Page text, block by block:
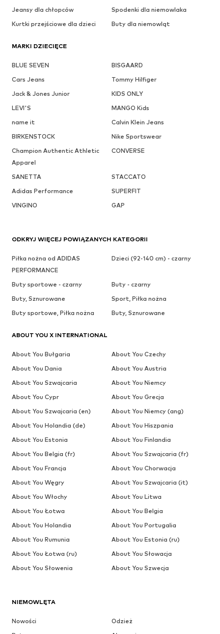
Jeansy dla chłopców
Spodenki dla niemowlaka
Kurtki przejściowe dla dzieci
Buty dla niemowląt
MARKI DZIECIĘCE
BLUE SEVEN
BISGAARD
Cars Jeans
Tommy Hilfiger
Jack & Jones Junior
KIDS ONLY
LEVI'S
MANGO Kids
name it
Calvin Klein Jeans
BIRKENSTOCK
Nike Sportswear
Champion Authentic Athletic
Apparel
CONVERSE
SANETTA
STACCATO
Adidas Performance
SUPERFIT
VINGINO
GAP
NIEMOWLĘTA
Nowości
Odzież
ODKRYJ WIĘCEJ POWIĄZANYCH KATEGORII
Piłka nożna od ADIDAS
PERFORMANCE
Dzieci (92-140 cm) - czarny
Buty sportowe - czarny
Buty - czarny
Buty, Sznurowane
Sport, Piłka nożna
Buty sportowe, Piłka nożna
Buty, Sznurowane
ABOUT YOU X INTERNATIONAL
About You Bułgaria
About You Czechy
About You Dania
About You Austria
About You Szwajcaria
About You Niemcy
About You Cypr
About You Grecja
About You Szwajcaria (en)
About You Niemcy (ang)
About You Holandia (de)
About You Hiszpania
About You Estonia
About You Finlandia
About You Belgia (fr)
About You Szwajcaria (fr)
About You Francja
About You Chorwacja
About You Węgry
About You Szwajcaria (it)
About You Włochy
About You Litwa
About You Łotwa
About You Belgia
About You Holandia
About You Portugalia
About You Rumunia
About You Estonia (ru)
About You Łotwa (ru)
About You Słowacja
About You Słowenia
About You Szwecja